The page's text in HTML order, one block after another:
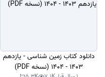
دانلود کتاب زمین شناسی - یازدهم
1403 - 1404 (نسخه PDF)